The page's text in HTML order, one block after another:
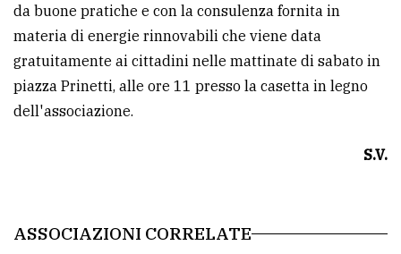
da buone pratiche e con la consulenza fornita in
materia di energie rinnovabili che viene data
gratuitamente ai cittadini nelle mattinate di sabato in
piazza Prinetti, alle ore 11 presso la casetta in legno
dell'associazione.
S.V.
ASSOCIAZIONI CORRELATE